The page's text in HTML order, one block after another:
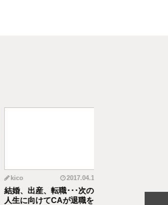
kico 2017.04.14
結婚、出産、転職･･･次の
人生に向けてCAが退職を
元CAの育児論！離